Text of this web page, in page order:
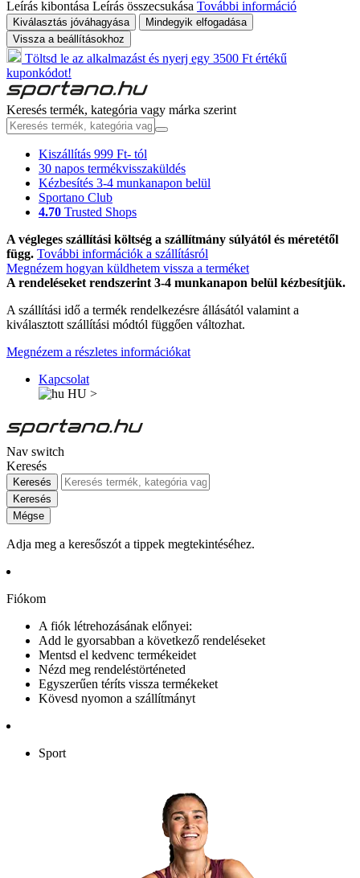
Leírás kibontása Leírás összecsukása További információ
Kiválasztás jóváhagyása
Mindegyik elfogadása
Vissza a beállításokhoz
Töltsd le az alkalmazást és nyerj egy 3500 Ft értékű
kuponkódot!
Keresés termék, kategória vagy márka szerint
Kiszállítás 999 Ft- tól
30 napos termékvisszaküldés
Kézbesítés 3-4 munkanapon belül
Sportano Club
4.70 Trusted Shops
A végleges szállítási költség a szállítmány súlyától és méretétől
függ. További információk a szállításról
Megnézem hogyan küldhetem vissza a terméket
A rendeléseket rendszerint 3-4 munkanapon belül kézbesítjük.
A szállítási idő a termék rendelkezésre állásától valamint a
kiválasztott szállítási módtól függően változhat.
Megnézem a részletes információkat
Kapcsolat
HU >
Nav switch
Keresés
Keresés
Keresés
Mégse
Adja meg a keresőszót a tippek megtekintéséhez.
Fiókom
A fiók létrehozásának előnyei:
Add le gyorsabban a következő rendeléseket
Mentsd el kedvenc termékeidet
Nézd meg rendeléstörténeted
Egyszerűen téríts vissza termékeket
Kövesd nyomon a szállítmányt
Sport